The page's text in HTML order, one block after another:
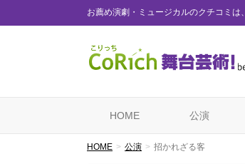
お薦め演劇・ミュージカルのクチコミは
HOME 公演
HOME 公演 招かれざる客